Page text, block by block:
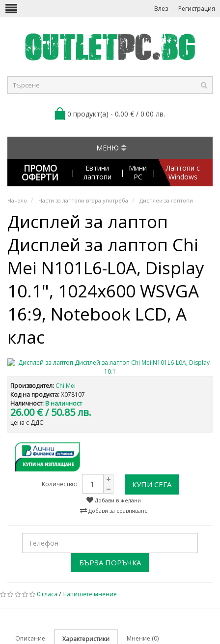
Влез Регистрация
0 продукт(а) - 0.00 € / 0.00 лв.
МЕНЮ
ПРОМО
ОФЕРТИ |
Евтини
лаптопи
|
Мини
PC
|
Лаптопи с
Windows
Начало Части за лаптопи втора употреба Дисплеи за лаптопи
Дисплей за лаптоп
Дисплей за лаптоп Chi
Mei N101L6-L0A, Display
10.1", 1024x600 WSVGA
16:9, Notebook LCD, А
клас
Производител: Chi Mei
Код на продукта:X078107
Наличност: В наличност
26.00 €/ 50.85 лв.
цена с ДДС
Количество: КУПИ СЕГА
Добави в желани
Добави за сравняване
БЪРЗА ПОРЪЧКА
0 гласа /Напишете мнение
Описание Характеристики Мнение (0)